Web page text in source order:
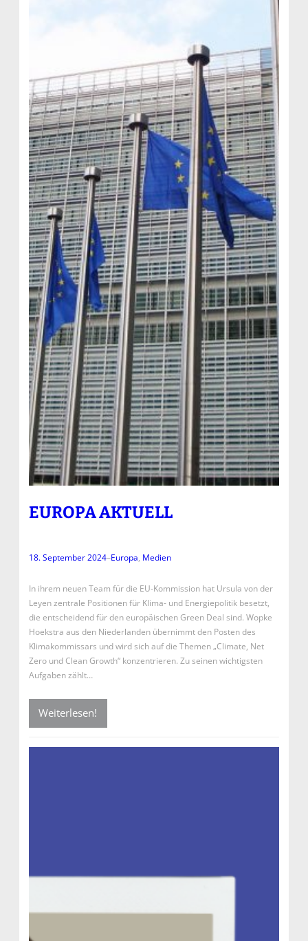
EUROPA AKTUELL
18. September 2024–Europa, Medien
In ihrem neuen Team für die EU-Kommission hat Ursula von der
Leyen zentrale Positionen für Klima- und Energiepolitik besetzt,
die entscheidend für den europäischen Green Deal sind. Wopke
Hoekstra aus den Niederlanden übernimmt den Posten des
Klimakommissars und wird sich auf die Themen „Climate, Net
Zero und Clean Growth“ konzentrieren. Zu seinen wichtigsten
Aufgaben zählt…
Weiterlesen!